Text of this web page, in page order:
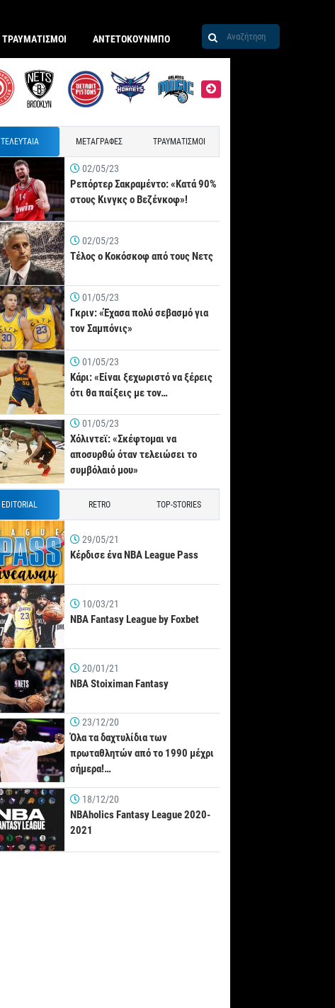
ΤΡΑΥΜΑΤΙΣΜΟΙ ΑΝΤΕΤΟΚΟΥΝΜΠΟ
ΤΕΛΕΥΤΑΙΑ ΜΕΤΑΓΡΑΦΕΣ ΤΡΑΥΜΑΤΙΣΜΟΙ
02/05/23
Ρεπόρτερ Σακραμέντο: «Κατά 90%
στους Κινγκς ο Βεζένκοφ»!
02/05/23
Τέλος ο Κοκόσκοφ από τους Νετς
01/05/23
Γκριν: «Έχασα πολύ σεβασμό για
τον Σαμπόνις»
01/05/23
Κάρι: «Είναι ξεχωριστό να ξέρεις
ότι θα παίξεις με τον…
01/05/23
Χόλιντεϊ: «Σκέφτομαι να
αποσυρθώ όταν τελειώσει το
συμβόλαιό μου»
EDITORIAL RETRO TOP-STORIES
29/05/21
Κέρδισε ένα NBA League Pass
10/03/21
NBA Fantasy League by Foxbet
20/01/21
NBA Stoiximan Fantasy
23/12/20
Όλα τα δαχτυλίδια των
πρωταθλητών από το 1990 μέχρι
σήμερα!…
18/12/20
NBAholics Fantasy League 2020-
2021